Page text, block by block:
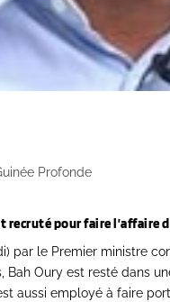
Profonde
pour faire l’affaire
par le Premier ministre
Bah Oury est resté dans
aussi employé à faire